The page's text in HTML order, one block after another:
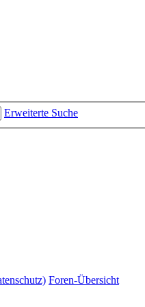
Erweiterte Suche
Foren-Übersicht